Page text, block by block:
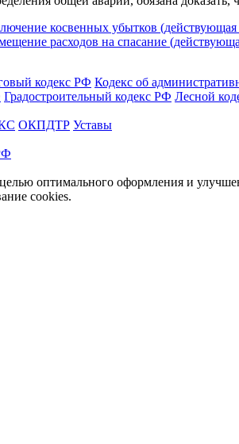
косвенных убытков (действующая
расходов на спасание
кодекс РФ Кодекс об
Градостроительный кодекс РФ Лесной
ОКПДТР Уставы
оптимального оформления и
cookies.